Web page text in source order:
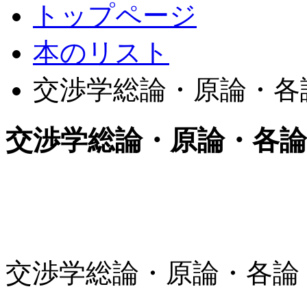
トップページ
本のリスト
交渉学総論・原論・各
交渉学総論・原論・各論
交渉学総論・原論・各論